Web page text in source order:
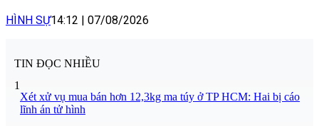
HÌNH SỰ14:12 07/08/2026
TIN ĐỌC NHIỀU
1
Xét xử vụ mua bán hơn 12,3kg ma túy ở TP HCM: Hai bị cáo
lĩnh án tử hình